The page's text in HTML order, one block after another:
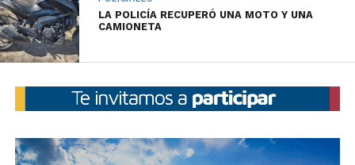
LA POLICÍA RECUPERÓ UNA MOTO Y UNA
CAMIONETA